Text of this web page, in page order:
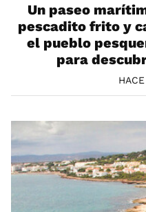
Un paseo
pescadito frito y
el pueblo
para